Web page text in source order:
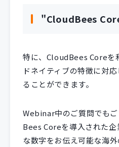
"CloudBees
特に、CloudBees Coreを
ドネイティブの特徴に対
ることができます。
Webinar中のご質問でも
Bees Coreを導入された
な数字をお伝え可能な海